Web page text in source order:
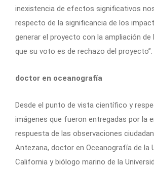
inexistencia de efectos significativos
respecto de la significancia de los
generar el proyecto con la ampliación de
que su voto es de rechazo del proyecto”.
doctor en oceanografía
Desde el punto de vista científico y
imágenes que fueron entregadas por la
respuesta de las observaciones
Antezana, doctor en Oceanografía de la
California y biólogo marino de la